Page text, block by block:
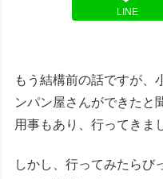
LINE
もう結構前の話ですが、
ンパン屋さんができたと
用事もあり、行ってきま
しかし、行ってみたらび